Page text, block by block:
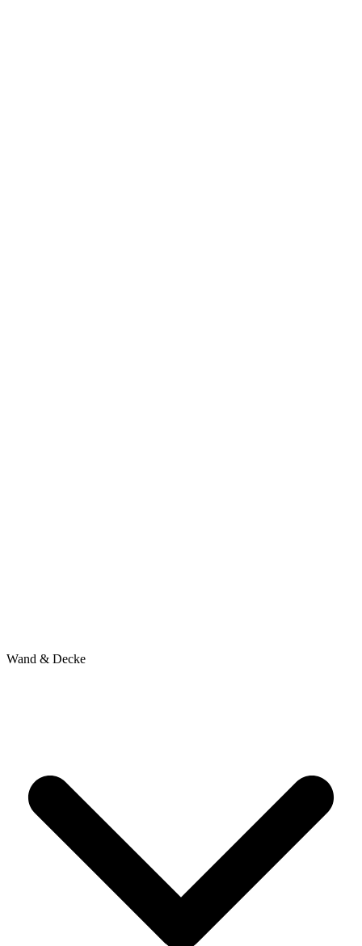
Wand & Decke